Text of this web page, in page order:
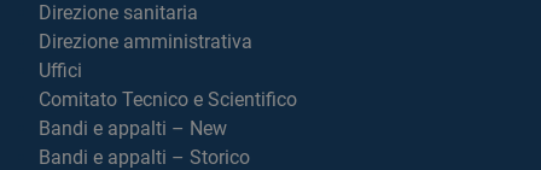
Direzione sanitaria
Direzione amministrativa
Uffici
Comitato Tecnico e Scientifico
Bandi e appalti – New
Bandi e appalti – Storico